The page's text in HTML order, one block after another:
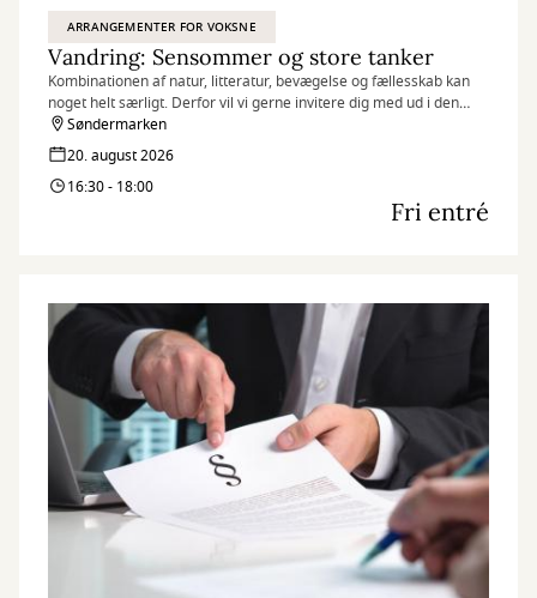
ARRANGEMENTER FOR VOKSNE
Vandring: Sensommer og store tanker
Kombinationen af natur, litteratur, bevægelse og fællesskab kan
noget helt særligt. Derfor vil vi gerne invitere dig med ud i den
virkelige natur sammen med litteraturen.
Søndermarken
20. august 2026
16:30 - 18:00
Fri entré